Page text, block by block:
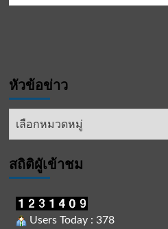
หัวข้อข่าว
หัวข้อ
สถิติผูัเข้าชม
Users Today : 378